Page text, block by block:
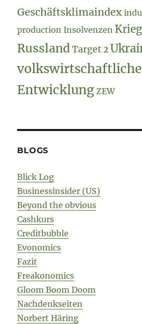
Geschäftsklimaindex
production Insolvenzen Krieg
Russland Target 2
volkswirtschaftliche
Entwicklung ZEW
BLOGS
Blick Log
Businessinsider (US)
Beyond the obvious
Cashkurs
Creditbubble
Evonomics
Fazit
Freakonomics
Gloom Boom Doom
Nachdenkseiten
Norbert Häring